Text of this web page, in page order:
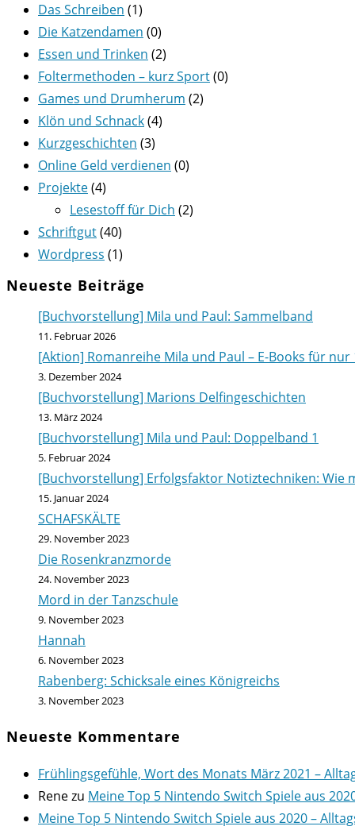
Das Schreiben (1)
Die Katzendamen (0)
Essen und Trinken (2)
Foltermethoden – kurz Sport(0)
Games und Drumherum (2)
Klön und Schnack(4)
Kurzgeschichten (3)
Online Geld verdienen (0)
Projekte(4)
Lesestoff für Dich (2)
Schriftgut(40)
Wordpress (1)
Neueste Beiträge
[Buchvorstellung] Mila und Paul: Sammelband
11. Februar 2026
[Aktion] Romanreihe Mila und Paul – E-Books für nur
3. Dezember 2024
[Buchvorstellung] Marions Delfingeschichten
13. März 2024
[Buchvorstellung] Mila und Paul: Doppelband 1
5. Februar 2024
[Buchvorstellung] Erfolgsfaktor Notiztechniken:
15. Januar 2024
SCHAFSKÄLTE
29. November 2023
Die Rosenkranzmorde
24. November 2023
Mord in der Tanzschule
9. November 2023
Hannah
6. November 2023
Rabenberg: Schicksale eines Königreichs
3. November 2023
Neueste Kommentare
Frühlingsgefühle, Wort des Monats März 2021 –
Renezu Meine Top 5 Nintendo Switch Spiele aus
Meine Top 5 Nintendo Switch Spiele aus 2020 –